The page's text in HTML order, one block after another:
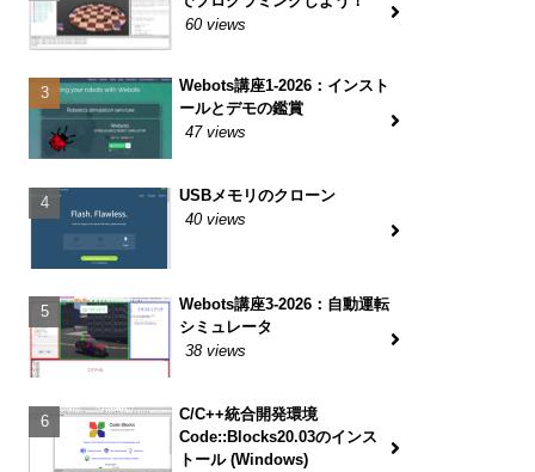
60 views
Webots講座1-2026：インスト
ールとデモの鑑賞
47 views
USBメモリのクローン
40 views
Webots講座3-2026：自動運転
シミュレータ
38 views
C/C++統合開発環境
Code::Blocks20.03のインス
トール (Windows)